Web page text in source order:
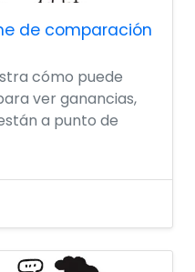
de comparación
cómo puede
ver ganancias,
a punto de